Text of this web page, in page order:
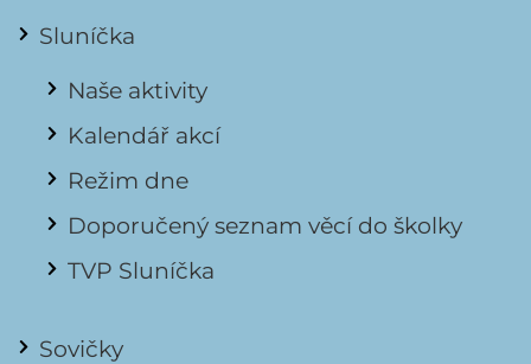
Sluníčka
Naše aktivity
Kalendář akcí
Režim dne
Doporučený seznam věcí do školky
TVP Sluníčka
Sovičky